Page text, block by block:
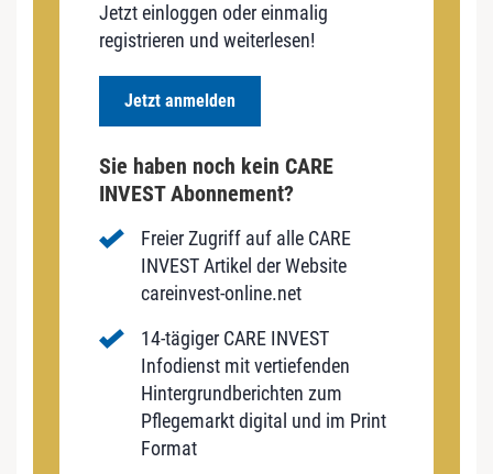
Jetzt einloggen oder einmalig
registrieren und weiterlesen!
Jetzt anmelden
Sie haben noch kein CARE
INVEST Abonnement?
Freier Zugriff auf alle CARE
INVEST Artikel der Website
careinvest-online.net
14-tägiger CARE INVEST
Infodienst mit vertiefenden
Hintergrundberichten zum
Pflegemarkt digital und im Print
Format